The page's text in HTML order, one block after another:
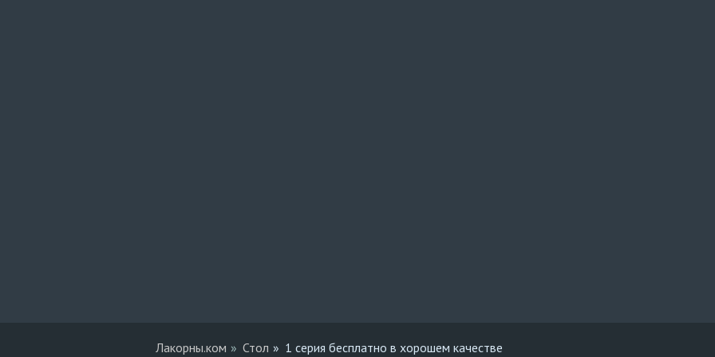
Лакорны.ком Стол 1 серия бесплатно в хорошем качестве